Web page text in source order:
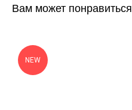
Вам может понравиться
NEW